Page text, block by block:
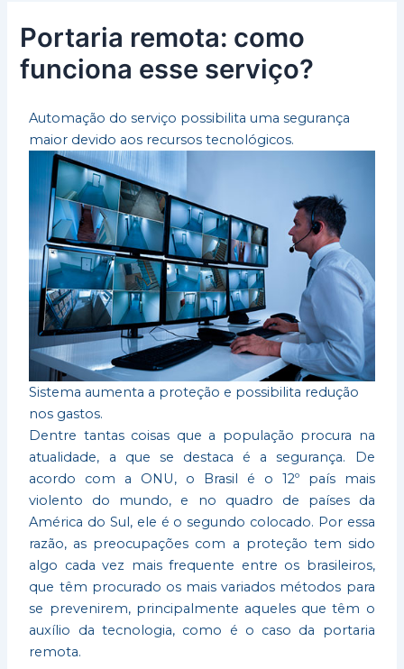
Portaria remota: como
funciona esse serviço?
Automação do serviço possibilita uma segurança
maior devido aos recursos tecnológicos.
Sistema aumenta a proteção e possibilita redução
nos gastos.
Dentre tantas coisas que a população procura na
atualidade, a que se destaca é a segurança. De
acordo com a ONU, o Brasil é o 12º país mais
violento do mundo, e no quadro de países da
América do Sul, ele é o segundo colocado. Por essa
razão, as preocupações com a proteção tem sido
algo cada vez mais frequente entre os brasileiros,
que têm procurado os mais variados métodos para
se prevenirem, principalmente aqueles que têm o
auxílio da tecnologia, como é o caso da portaria
remota.